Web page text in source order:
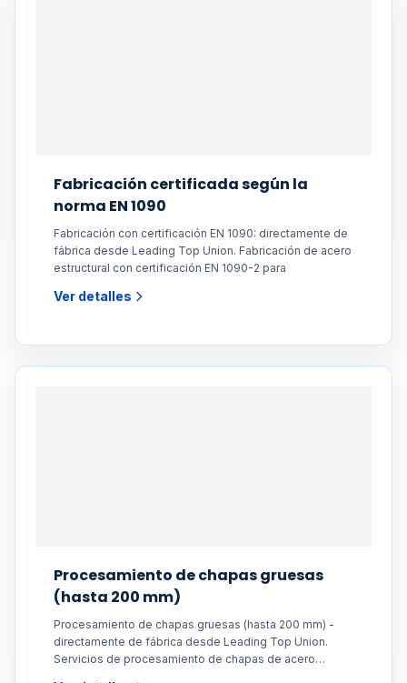
Fabricación certificada según la
norma EN 1090
Fabricación con certificación EN 1090: directamente de
fábrica desde Leading Top Union. Fabricación de acero
estructural con certificación EN 1090-2 para
Ver detalles
Procesamiento de chapas gruesas
(hasta 200 mm)
Procesamiento de chapas gruesas (hasta 200 mm) -
directamente de fábrica desde Leading Top Union.
Servicios de procesamiento de chapas de acero